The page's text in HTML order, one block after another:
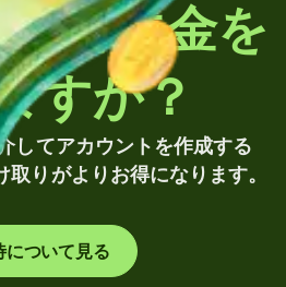
海外送金を
すか？
してアカウントを作成する
りがよりお得になります。
について見る